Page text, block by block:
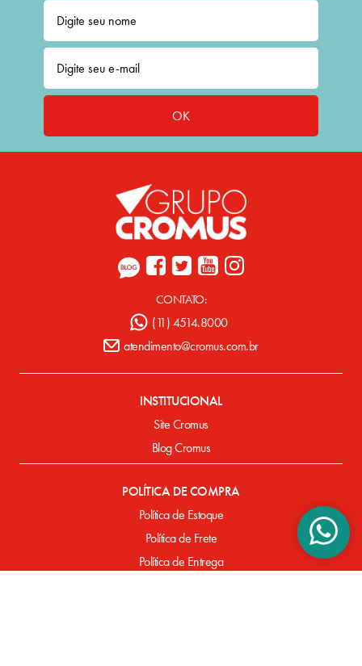
OK
CONTATO:
(11) 4514.8000
atendimento@cromus.com.br
INSTITUCIONAL
Site Cromus
Blog Cromus
POLÍTICA DE COMPRA
Política de Estoque
Política de Frete
Política de Entrega